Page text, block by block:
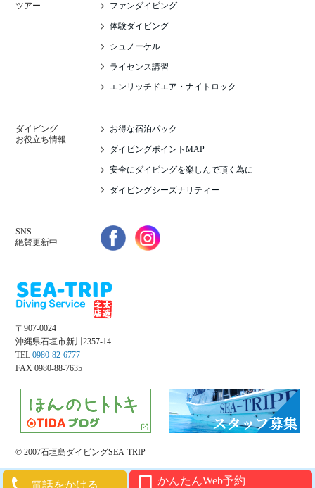
ツアー ファンダイビング
体験ダイビング
シュノーケル
ライセンス講習
エンリッチドエア・ナイトロック
ダイビング
お役立ち情報
お得な宿泊パック
ダイビングポイントMAP
安全にダイビングを楽しんで頂く為に
ダイビングシーズナリティー
SNS
絶賛更新中
〒907-0024
沖縄県石垣市新川2357-14
TEL 0980-82-6777
FAX 0980-88-7635
© 2007石垣島ダイビングSEA-TRIP
電話をかける かんたんWeb予約